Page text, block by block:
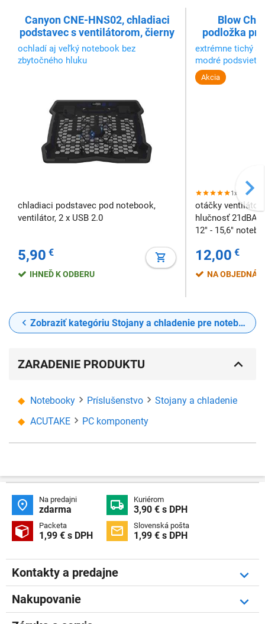
Canyon CNE-HNS02, chladiaci
podstavec s ventilátorom, čierny
ochladí aj veľký notebook bez
zbytočného hluku
chladiaci podstavec pod notebook,
ventilátor, 2 x USB 2.0
5,90 €
IHNEĎ K ODBERU
Blow
podložka
extrémne tichý a
modré
Akcia
1x
otáčky
hlučnosť 21dBA,
12" - 15,6"
12,00 €
NA
Zobraziť kategóriu Stojany a chladenie pre notebooky
ZARADENIE PRODUKTU
Notebooky Príslušenstvo
Stojany a chladenie
ACUTAKE
PC komponenty
 Na predajni
zdarma  Kuriérom
3,90 € s DPH
 Packeta
1,99 € s DPH  Slovenská pošta
1,99 € s DPH
Kontakty a predajne
Nakupovanie